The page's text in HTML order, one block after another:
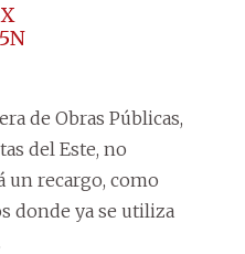
de Obras Públicas,
del Este, no
un recargo, como
donde ya se utiliza